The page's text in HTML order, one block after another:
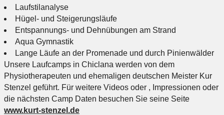
Laufstilanalyse
Hügel- und Steigerungsläufe
Entspannungs- und Dehnübungen am Strand
Aqua Gymnastik
Lange Läufe an der Promenade und durch Pinienwälder
Unsere Laufcamps in Chiclana werden von dem
Physiotherapeuten und ehemaligen deutschen Meister Kur
Stenzel geführt. Für weitere Videos oder , Impressionen oder
die nächsten Camp Daten besuchen Sie seine Seite
www.kurt-stenzel.de